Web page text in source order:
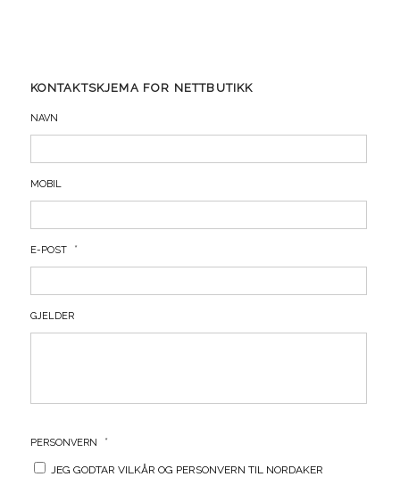
KONTAKTSKJEMA FOR NETTBUTIKK
NAVN
MOBIL
E-POST *
GJELDER
PERSONVERN *
JEG GODTAR VILKÅR OG PERSONVERN TIL NORDAKER